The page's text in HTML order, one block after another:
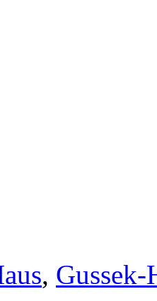
, Gussek-